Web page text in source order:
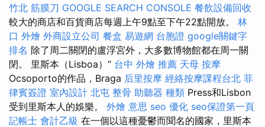
竹北 筋膜刀 GOOGLE SEARCH CONSOLE 餐飲設備回收
較大的商店和百貨商店每週上午9點至下午22點開放。 林
口 外燴 外商設立公司 餐盒 易遊網 台胞證 google關鍵字
排名 除了周二關閉的盧浮宮外，大多數博物館都在周一關
閉。 里斯本（Lisboa）“ 台中 外燴 推薦 天母 按摩
Ocsoporto的作品，Braga 后里按摩 經絡按摩課程台北 菲
律賓簽證 室內設計 北屯 整骨 助聽器 種類 Press和Lisbon
受到里斯本人的娛樂。 外燴 意思 seo 優化 seo保證第一頁
記帳士 會計乙級 在一個以這種憂鬱而聞名的國家，里斯本